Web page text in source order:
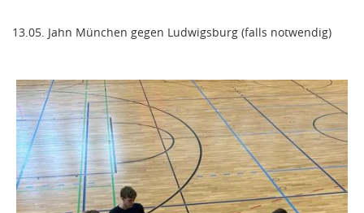
13.05. Jahn München gegen Ludwigsburg (falls notwendig)